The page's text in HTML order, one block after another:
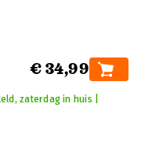
€ 34,99
zaterdag in huis |